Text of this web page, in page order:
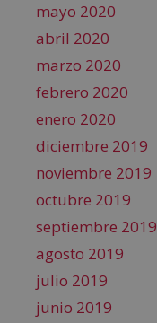
mayo 2020
abril 2020
marzo 2020
febrero 2020
enero 2020
diciembre 2019
noviembre 2019
octubre 2019
septiembre 2019
agosto 2019
julio 2019
junio 2019